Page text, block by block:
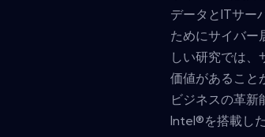
データとITサー
ためにサイバー
しい研究では、
価値があること
ビジネスの革新
Intel®を搭載し